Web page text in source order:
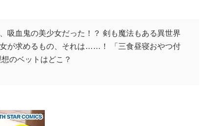
吸血鬼の美少女だった！？ 剣も魔法もある異世界
が求めるもの、それは……！ 「三食昼寝おやつ付
のベットはどこ？